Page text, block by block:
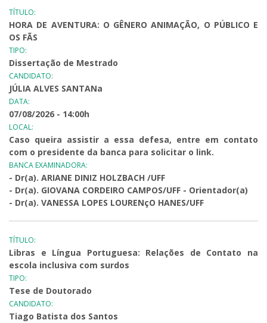
TÍTULO:
HORA DE AVENTURA: O GÊNERO ANIMAÇÃO, O PÚBLICO E
OS FÃS
TIPO:
Dissertação de Mestrado
CANDIDATO:
JÚLIA ALVES SANTANa
DATA:
07/08/2026 - 14:00h
LOCAL:
Caso queira assistir a essa defesa, entre em contato
com o presidente da banca para solicitar o link.
BANCA EXAMINADORA:
- Dr(a). ARIANE DINIZ HOLZBACH /UFF
- Dr(a). GIOVANA CORDEIRO CAMPOS/UFF - Orientador(a)
- Dr(a). VANESSA LOPES LOURENçO HANES/UFF
TÍTULO:
Libras e Língua Portuguesa: Relações de Contato na
escola inclusiva com surdos
TIPO:
Tese de Doutorado
CANDIDATO:
Tiago Batista dos Santos